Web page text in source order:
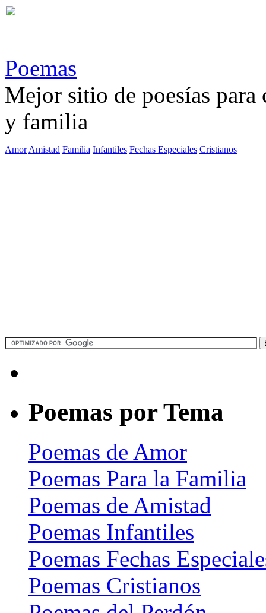
Poemas
Mejor sitio de poesías
y familia
Amor Amistad Familia Infantiles Fechas Especiales Cristianos
Poemas por Tema
Poemas de Amor
Poemas Para la Familia
Poemas de Amistad
Poemas Infantiles
Poemas Fechas
Poemas Cristianos